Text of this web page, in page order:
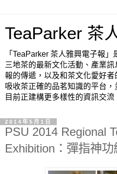
TeaParker 茶
「TeaParker 茶人雅興電子報
三地茶的最新文化活動、產業
報的傳遞，以及和茶文化愛好
吸收茶正確的品茗知識的平台，
目前正建構更多樣性的資訊交
2014年5月1日
PSU 2014 Regional
Exhibition：彈指神